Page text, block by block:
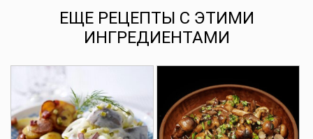
ЕЩЕ РЕЦЕПТЫ С ЭТИМИ
ИНГРЕДИЕНТАМИ